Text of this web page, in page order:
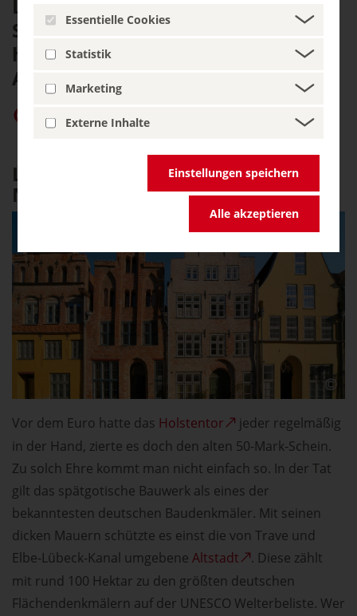
Essentielle Cookies
Statistik
Marketing
Externe Inhalte
Einstellungen speichern
Alle akzeptieren
Lübeck, Goslar, Regensburg,
Stralsund und Wismar wurde
hingegen gleich die gesamte
Altstadt geadelt. Zu Recht!
germany.travel bei Google bevorzugen
Lübeck: Giebelhäuser,
Nobelpreisträger, Marzipan
Vor dem Euro hatte das Holstentor
jeder regelmäßig
in der Hand, zierte es doch den alten 50-Mark-Schein.
Zu solch Ehre kommt man nicht einfach so. In der Tat
gilt das spätgotische Bauwerk als eines der
bekanntesten deutschen Baudenkmäler. Mit seinen
dicken Mauern schützte es einst die von Trave und
Elbe-Lübeck-Kanal umgebene Altstadt
. Diese zählt
mit rund 100 Hektar zu den größten deutschen
Flächendenkmälern auf der UNESCO Welterbeliste. Wer